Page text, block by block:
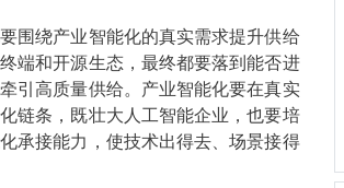
围绕产业智能化的真实需求提升供给
端和开源生态，最终都要落到能否进
引高质量供给。产业智能化要在真实
链条，既壮大人工智能企业，也要培
承接能力，使技术出得去、场景接得